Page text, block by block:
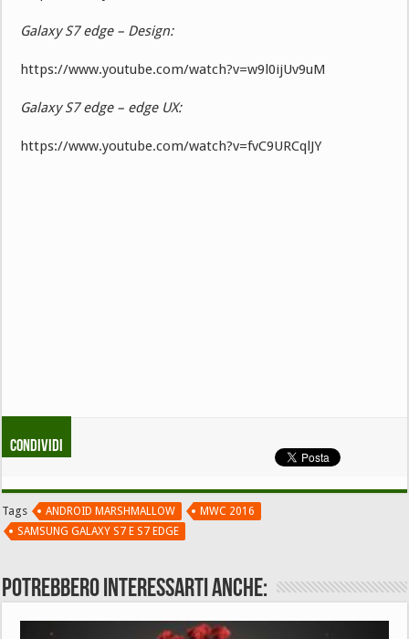
Galaxy S7 edge – Design:
https://www.youtube.com/watch?v=w9l0ijUv9uM
Galaxy S7 edge – edge UX:
https://www.youtube.com/watch?v=fvC9URCqlJY
Condividi
Tags ANDROID MARSHMALLOW
MWC 2016
SAMSUNG GALAXY S7 E S7 EDGE
Potrebbero interessarti anche: